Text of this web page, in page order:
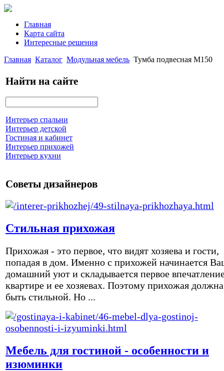
Главная
Карта сайта
Интересные решения
Главная Каталог Модульная мебель Тумба подвесная М150
Найти на сайте
Интерьер спальни
Интерьер детской
Гостиная и кабинет
Интерьер прихожей
Интерьер кухни
Советы дизайнеров
Стильная прихожая
Прихожая - это первое, что видят хозяева и гости,
попадая в дом. Именно с прихожей начинается
домашний уют и складывается первое
квартире и ее хозяевах. Поэтому прихожая должна
быть стильной. Но ...
Мебель для гостиной - особенности и
изюминки